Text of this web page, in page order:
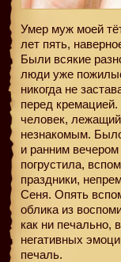
Умер муж моей
лет пять,
Были всякие
люди уже
никогда не
перед
человек,
незнакомым.
и ранним
погрустила,
праздники,
Сеня. Опять
облика из
как ни печально,
негативных
печаль.